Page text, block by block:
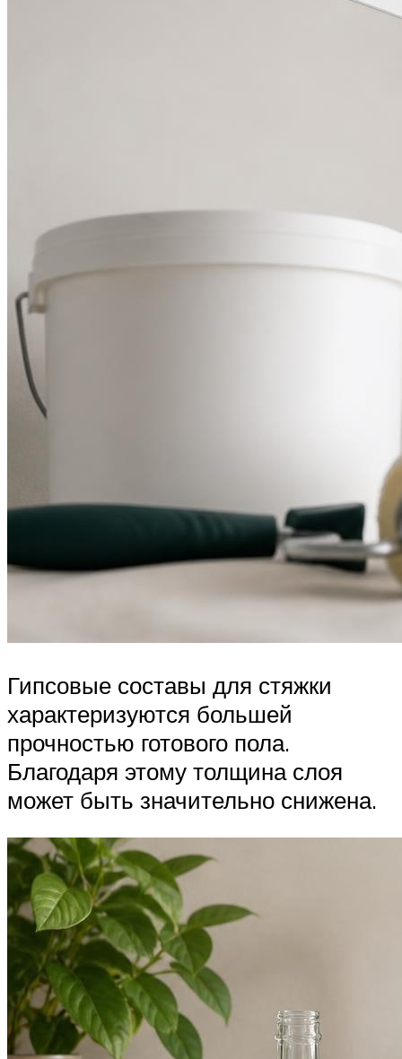
Гипсовые составы для стяжки
характеризуются большей
прочностью готового пола.
Благодаря этому толщина слоя
может быть значительно снижена.